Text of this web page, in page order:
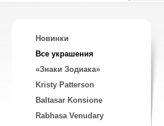
Новинки
Все украшения
«Знаки Зодиака»
Kristy Patterson
Baltasar Konsione
Rabhasa Venudary